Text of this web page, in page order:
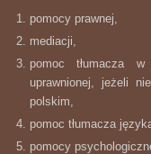
pomocy prawnej,
mediacji,
pomoc tłumacza
uprawnionej, jeżeli
polskim,
pomoc tłumacza
pomocy